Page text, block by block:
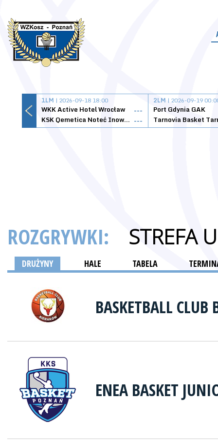
1LM | 2026-09-18 18:00
WKK Active Hotel Wrocław
---
KSK Qemetica Noteć Inowrocław ---
2LM | 2026-09-19
Port Gdynia GAK
ROZGRYWKI: STREFA
DRUŻYNY HALE TABELA
BASKETBALL
ENEA BASKET